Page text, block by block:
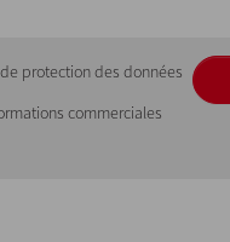
protection des données
commerciales